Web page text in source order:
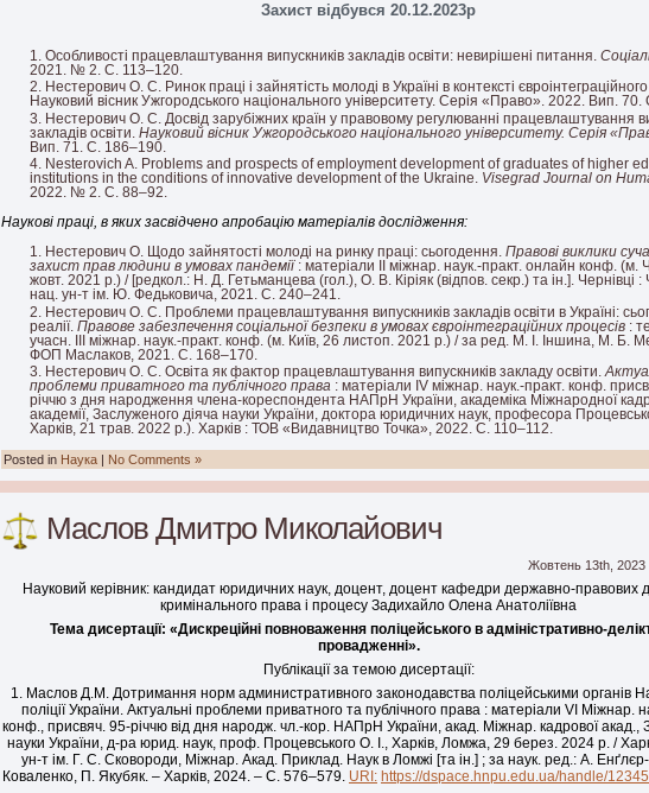
Захист відбувся 20.12.2023р
Особливості працевлаштування випускників закладів освіти: невирішені питання.
2021. № 2. С. 113–120.
Нестерович О. С. Ринок праці і зайнятість молоді в Україні в контексті
Науковий вісник Ужгородського національного університету. Серія «Право». 2022. Вип.
Нестерович О. С. Досвід зарубіжних країн у правовому регулюванні працевлаштування
закладів освіти. Науковий вісник Ужгородського національного університету. Серія
Вип. 71. С. 186–190.
Nesterovich A. Problems and prospects of employment development of graduates of higher
institutions in the conditions of innovative development of the Ukraine. Visegrad Journal on
2022. № 2. С. 88–92.
Наукові праці, в яких засвідчено апробацію матеріалів дослідження:
Нестерович О. Щодо зайнятості молоді на ринку праці: сьогодення. Правові виклики
захист прав людини в умовах пандемії : матеріали ІІ міжнар. наук.-практ. онлайн конф. (м.
жовт. 2021 р.) / [редкол.: Н. Д. Гетьманцева (гол.), О. В. Кіріяк (відпов. секр.) та ін.]. Чернівці :
нац. ун-т ім. Ю. Федьковича, 2021. С. 240–241.
Нестерович О. С. Проблеми працевлаштування випускників закладів освіти в Україні:
реалії. Правове забезпечення соціальної безпеки в умовах євроінтеграційних процесів :
учасн. ІІІ міжнар. наук.-практ. конф. (м. Київ, 26 листоп. 2021 р.) / за ред. М. І. Іншина, М. Б.
ФОП Маслаков, 2021. С. 168–170.
Нестерович О. С. Освіта як фактор працевлаштування випускників закладу освіти.
проблеми приватного та публічного права : матеріали ІV міжнар. наук.-практ. конф.
річчю з дня народження члена-кореспондента НАПрН України, академіка Міжнародної
академії, Заслуженого діяча науки України, доктора юридичних наук, професора
Харків, 21 трав. 2022 р.). Харків : ТОВ «Видавництво Точка», 2022. С. 110–112.
Posted in Наука | No Comments »
Маслов Дмитро Миколайович
Жовтень 13th, 2023
Науковий керівник: кандидат юридичних наук, доцент, доцент кафедри державно-правових
кримінального права і процесу Задихайло Олена Анатоліївна
Тема дисертації: «Дискреційні повноваження поліцейського в адміністративно-
провадженні».
Публікації за темою дисертації:
1. Маслов Д.М. Дотримання норм административного законодавства поліцейськими органів
поліції України. Актуальні проблеми приватного та публічного права : матеріали VІ Міжнар.
конф., присвяч. 95-річчю від дня народж. чл.-кор. НАПрН України, акад. Міжнар. кадрової акад.,
науки України, д-ра юрид. наук, проф. Процевського О. І., Харків, Ломжа, 29 берез. 2024 р. /
ун-т ім. Г. С. Сковороди, Міжнар. Акад. Приклад. Наук в Ломжі [та ін.] ; за наук. ред.: А.
Коваленко, П. Якубяк. – Харків, 2024. – С. 576–579. URI: https://dspace.hnpu.edu.ua/handle/